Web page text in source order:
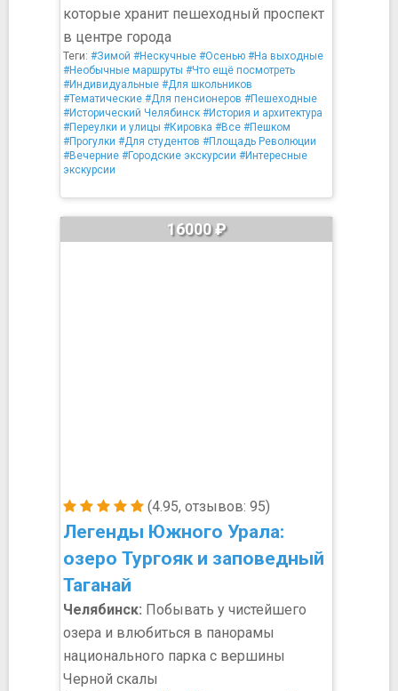
которые хранит пешеходный проспект
в центре города
Теги: #Зимой #Нескучные #Осенью #На выходные
#Необычные маршруты #Что ещё посмотреть
#Индивидуальные #Для школьников
#Тематические #Для пенсионеров #Пешеходные
#Исторический Челябинск #История и архитектура
#Переулки и улицы #Кировка #Все #Пешком
#Прогулки #Для студентов #Площадь Революции
#Вечерние #Городские экскурсии #Интересные
экскурсии
(4.95, отзывов: 95)
Легенды Южного Урала:
озеро Тургояк и заповедный
Таганай
16000 ₽
Челябинск: Побывать у чистейшего
озера и влюбиться в панорамы
национального парка с вершины
Черной скалы